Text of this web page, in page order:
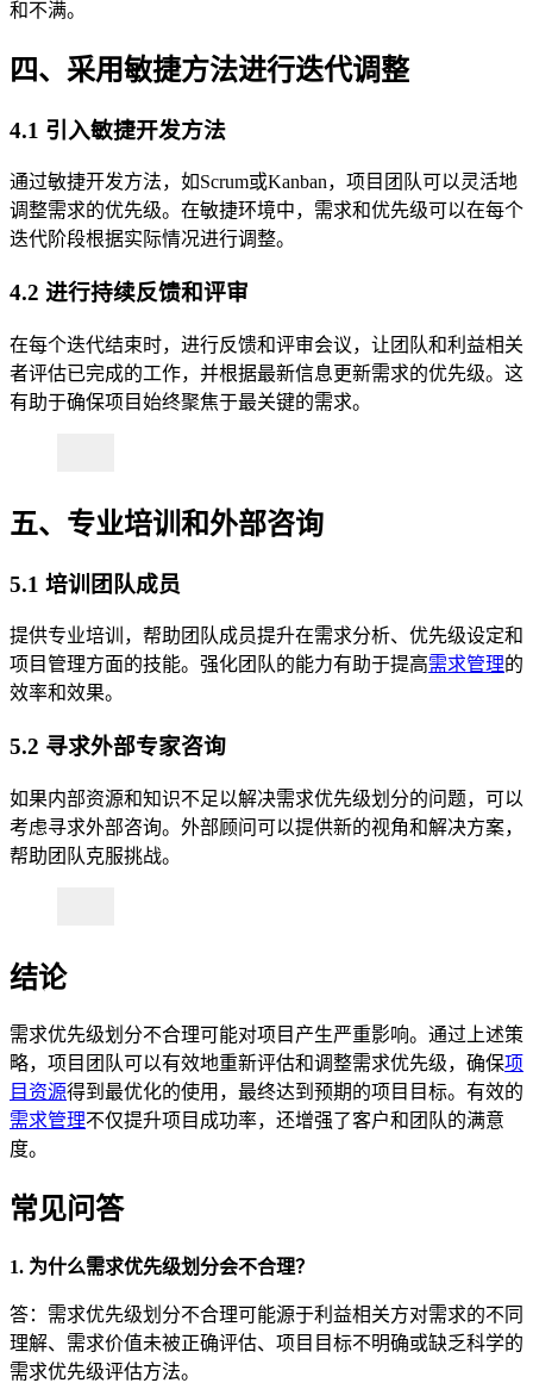
和不满。
四、采用敏捷方法进行迭代调整
4.1 引入敏捷开发方法
通过敏捷开发方法，如Scrum或Kanban，项目团队可以灵活地
调整需求的优先级。在敏捷环境中，需求和优先级可以在每个
迭代阶段根据实际情况进行调整。
4.2 进行持续反馈和评审
在每个迭代结束时，进行反馈和评审会议，让团队和利益相关
者评估已完成的工作，并根据最新信息更新需求的优先级。这
有助于确保项目始终聚焦于最关键的需求。
五、专业培训和外部咨询
5.1 培训团队成员
提供专业培训，帮助团队成员提升在需求分析、优先级设定和
项目管理方面的技能。强化团队的能力有助于提高需求管理的
效率和效果。
5.2 寻求外部专家咨询
如果内部资源和知识不足以解决需求优先级划分的问题，可以
考虑寻求外部咨询。外部顾问可以提供新的视角和解决方案，
帮助团队克服挑战。
结论
需求优先级划分不合理可能对项目产生严重影响。通过上述策
略，项目团队可以有效地重新评估和调整需求优先级，确保项
目资源得到最优化的使用，最终达到预期的项目目标。有效的
需求管理不仅提升项目成功率，还增强了客户和团队的满意
度。
常见问答
1. 为什么需求优先级划分会不合理？
答：需求优先级划分不合理可能源于利益相关方对需求的不同
理解、需求价值未被正确评估、项目目标不明确或缺乏科学的
需求优先级评估方法。